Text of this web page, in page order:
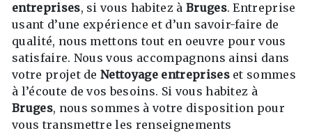
entreprises, si vous habitez à Bruges. Entreprise
usant d’une expérience et d’un savoir-faire de
qualité, nous mettons tout en oeuvre pour vous
satisfaire. Nous vous accompagnons ainsi dans
votre projet deNettoyage entrepriseset sommes
à l’écoute de vos besoins. Si vous habitez à
Bruges, nous sommes à votre disposition pour
vous transmettre les renseignements